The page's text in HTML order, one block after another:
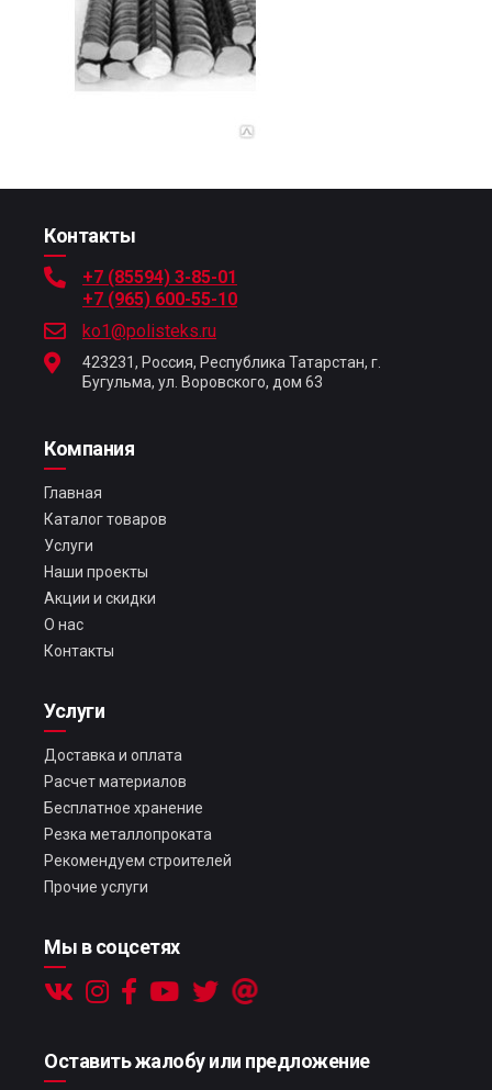
Контакты
+7 (85594) 3-85-01
+7 (965) 600-55-10
ko1@polisteks.ru
423231, Россия, Республика Татарстан, г.
Бугульма, ул. Воровского, дом 63
Компания
Главная
Каталог товаров
Услуги
Наши проекты
Акции и скидки
О нас
Контакты
Услуги
Доставка и оплата
Расчет материалов
Бесплатное хранение
Резка металлопроката
Рекомендуем строителей
Прочие услуги
Мы в соцсетях
Оставить жалобу или предложение